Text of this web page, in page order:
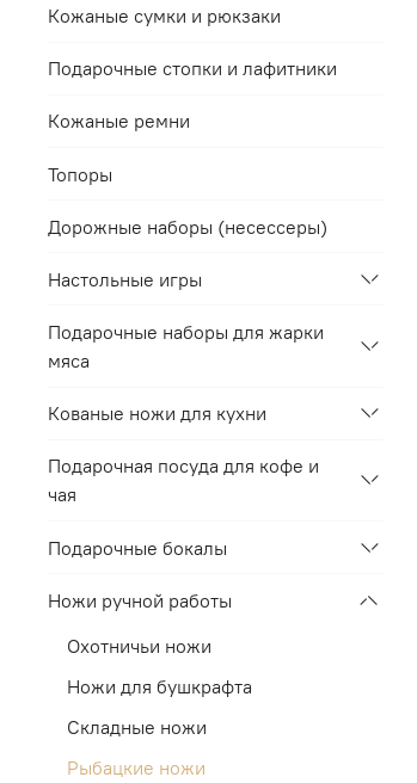
Кожаные сумки и рюкзаки
Подарочные стопки и лафитники
Кожаные ремни
Топоры
Дорожные наборы (несессеры)
Настольные игры
Подарочные наборы для жарки
мяса
Кованые ножи для кухни
Подарочная посуда для кофе и
чая
Подарочные бокалы
Ножи ручной работы
Охотничьи ножи
Ножи для бушкрафта
Складные ножи
Рыбацкие ножи